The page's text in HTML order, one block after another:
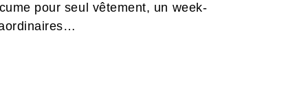
pour seul vêtement, un week-